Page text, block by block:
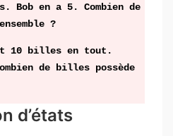
en a 5. Combien de
?
10 billes en tout.
de billes possède
d’états